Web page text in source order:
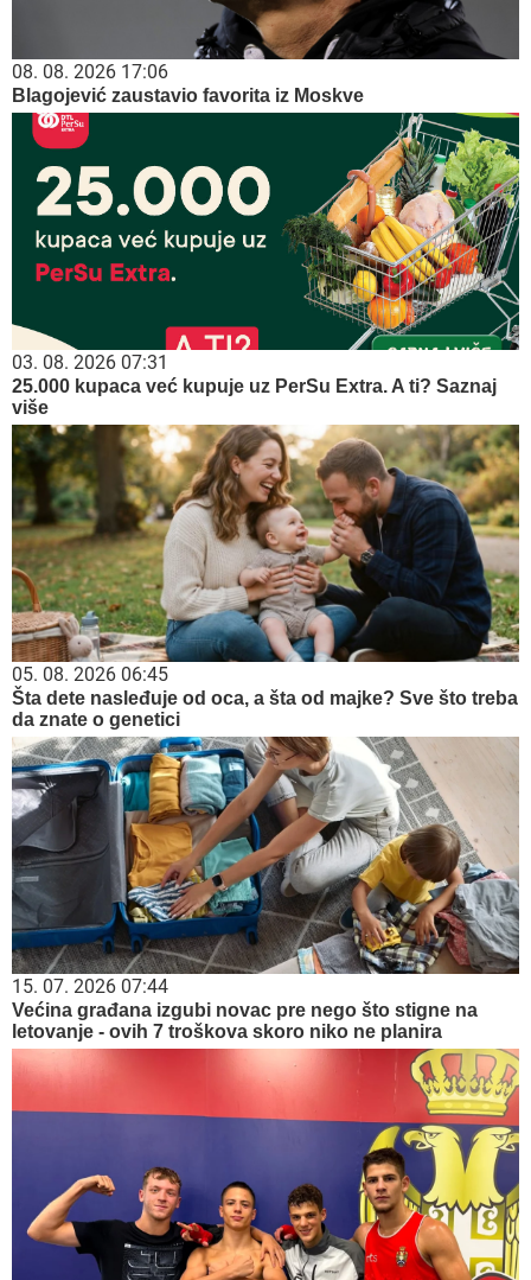
08. 08. 2026 17:06
Blagojević zaustavio favorita iz Moskve
03. 08. 2026 07:31
25.000 kupaca već kupuje uz PerSu Extra. A ti? Saznaj
više
05. 08. 2026 06:45
Šta dete nasleđuje od oca, a šta od majke? Sve što treba
da znate o genetici
15. 07. 2026 07:44
Većina građana izgubi novac pre nego što stigne na
letovanje - ovih 7 troškova skoro niko ne planira